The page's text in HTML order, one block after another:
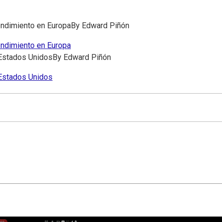
en EuropaBy Edward Piñón
en Europa
Unidos By Edward Piñón
Unidos